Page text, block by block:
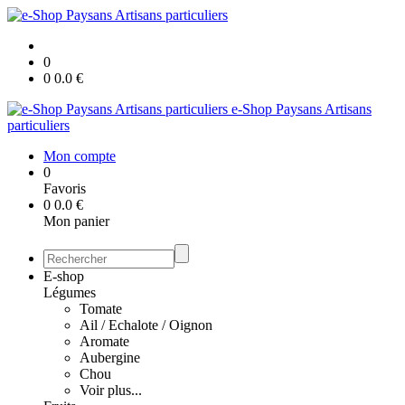
0
0 0.0 €
e-Shop Paysans Artisans
particuliers
Mon compte
0
Favoris
0 0.0 €
Mon panier
E-shop
Légumes
Tomate
Ail / Echalote / Oignon
Aromate
Aubergine
Chou
Voir plus...